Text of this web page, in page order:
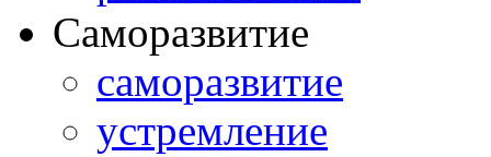
Саморазвитие
саморазвитие
устремление